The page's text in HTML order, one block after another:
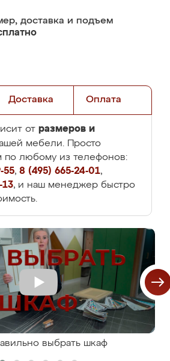
доставка и подъем
Доставка Оплата
от размеров и
мебели. Просто
по любому из телефонов:
55, 8 (495) 665-24-01,
13, и наш менеджер быстро
выбрать шкаф